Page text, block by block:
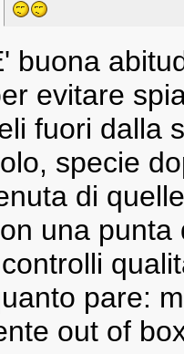
buona
evitare
fuori dalla
specie
di
una punta
pare:
out of